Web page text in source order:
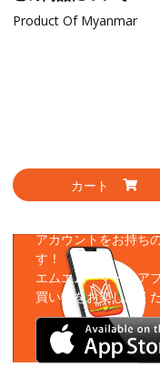
Product Of Myanmar
カート
アカウントをお持ち
す！
エムエムーマートア
買い物をお楽しみく